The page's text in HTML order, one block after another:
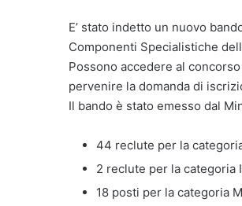
E’ stato indetto un nuovo
Componenti Specialistiche
Possono accedere al
pervenire la domanda di
Il bando è stato emesso dal
44 reclute per la
2 reclute per la categoria
18 posti per la categoria